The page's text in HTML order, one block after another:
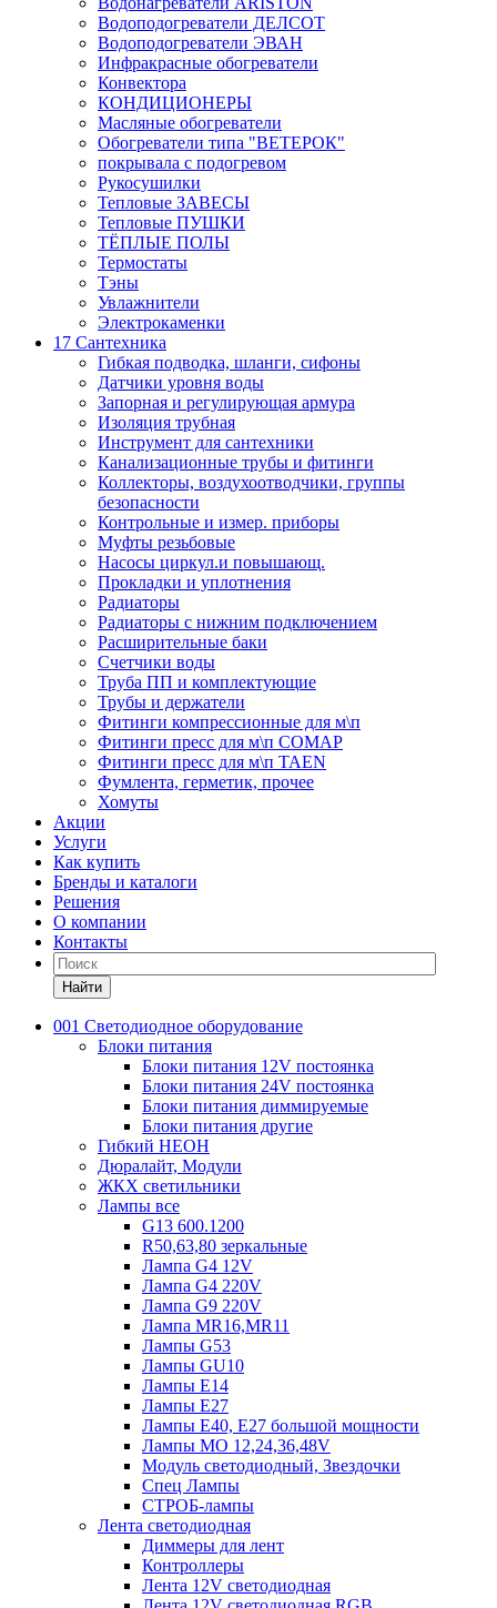
Водоподогреватели ДЕЛСОТ
Водоподогреватели ЭВАН
Инфракрасные обогреватели
Конвектора
КОНДИЦИОНЕРЫ
Масляные обогреватели
Обогреватели типа "ВЕТЕРОК"
покрывала с подогревом
Рукосушилки
Тепловые ЗАВЕСЫ
Тепловые ПУШКИ
ТЁПЛЫЕ ПОЛЫ
Термостаты
Тэны
Увлажнители
Электрокаменки
17 Сантехника
Гибкая подводка, шланги, сифоны
Датчики уровня воды
Запорная и регулирующая армура
Изоляция трубная
Инструмент для сантехники
Канализационные трубы и фитинги
Коллекторы, воздухоотводчики, группы
безопасности
Контрольные и измер. приборы
Муфты резьбовые
Насосы циркул.и повышающ.
Прокладки и уплотнения
Радиаторы
Радиаторы с нижним подключением
Расширительные баки
Счетчики воды
Труба ПП и комплектующие
Трубы и держатели
Фитинги компрессионные для м\п
Фитинги пресс для м\п COMAP
Фитинги пресс для м\п TAEN
Фумлента, герметик, прочее
Хомуты
Акции
Услуги
Как купить
Бренды и каталоги
Решения
О компании
Контакты
Найти
001 Светодиодное оборудование
Блоки питания
Блоки питания 12V постоянка
Блоки питания 24V постоянка
Блоки питания диммируемые
Блоки питания другие
Гибкий НЕОН
Дюралайт, Модули
ЖКХ светильники
Лампы все
G13 600.1200
R50,63,80 зеркальные
Лампа G4 12V
Лампа G4 220V
Лампа G9 220V
Лампа MR16,MR11
Лампы G53
Лампы GU10
Лампы Е14
Лампы Е27
Лампы Е40, Е27 большой мощности
Лампы МО 12,24,36,48V
Модуль светодиодный, Звездочки
Спец Лампы
СТРОБ-лампы
Лента светодиодная
Диммеры для лент
Контроллеры
Лента 12V светодиодная